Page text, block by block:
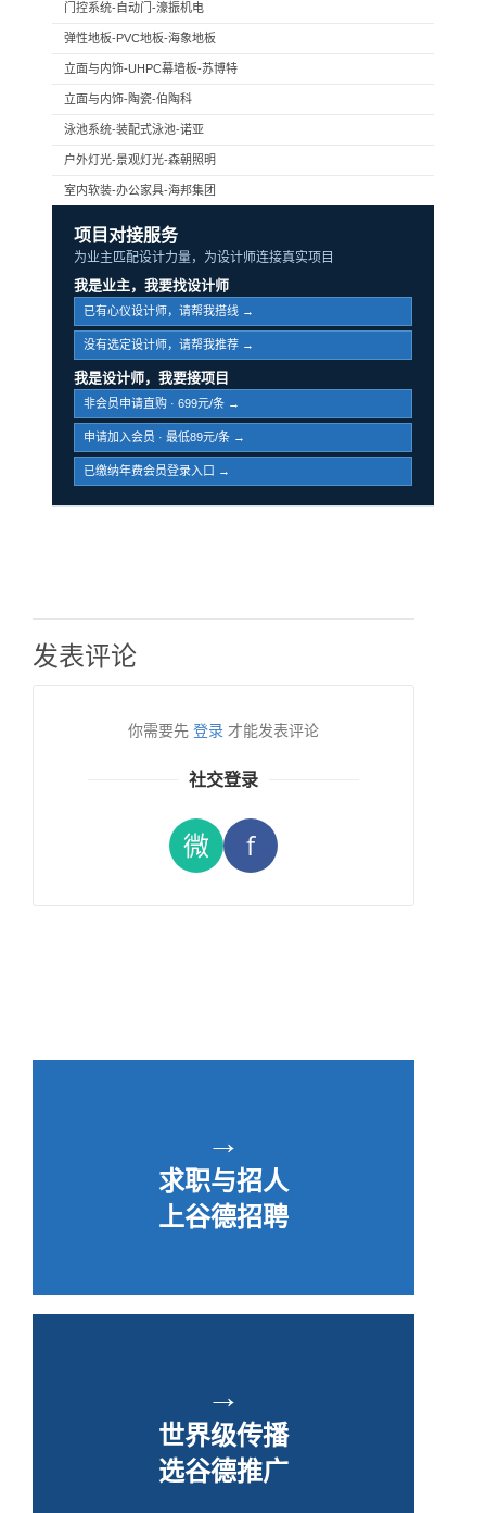
门控系统-自动门-濠振机电
弹性地板-PVC地板-海象地板
立面与内饰-UHPC幕墙板-苏博特
立面与内饰-陶瓷-伯陶科
泳池系统-装配式泳池-诺亚
户外灯光-景观灯光-森朝照明
室内软装-办公家具-海邦集团
项目对接服务
为业主匹配设计力量，为设计师连接真实项目
我是业主，我要找设计师
已有心仪设计师，请帮我搭线 →
没有选定设计师，请帮我推荐 →
我是设计师，我要接项目
非会员申请直购 · 699元/条 →
申请加入会员 · 最低89元/条 →
已缴纳年费会员登录入口 →
发表评论
你需要先 登录 才能发表评论
社交登录
微 f
→
求职与招人
上谷德招聘
→
世界级传播
选谷德推广